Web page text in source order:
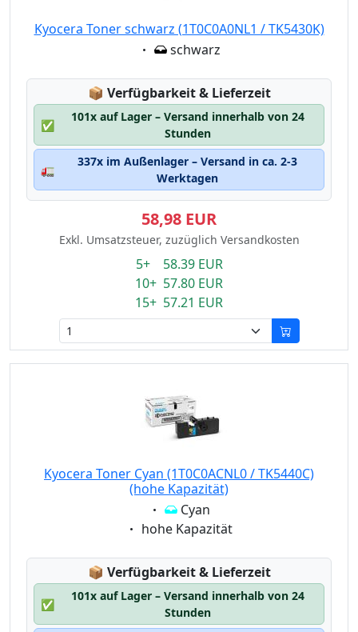
Kyocera Toner schwarz (1T0C0A0NL1 / TK5430K)
Eigenschaft:
schwarz
📦 Lagerstatus:
Verfügbarkeit & Lieferzeit
✅
101x auf Lager – Versand innerhalb von 24
Stunden
🚛
337x im Außenlager – Versand in ca. 2-3
Werktagen
58,98 EUR
Exkl. Umsatzsteuer, zuzüglich Versandkosten
5+ 58.39 EUR
10+ 57.80 EUR
15+ 57.21 EUR
Kyocera Toner Cyan (1T0C0ACNL0 / TK5440C)
(hohe Kapazität)
Eigenschaft:
Cyan
Eigenschaft:
hohe Kapazität
📦 Lagerstatus:
Verfügbarkeit & Lieferzeit
✅
101x auf Lager – Versand innerhalb von 24
Stunden